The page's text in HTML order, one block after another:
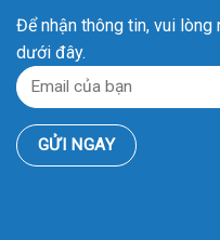
Để nhận thông tin, vui
dưới đây.